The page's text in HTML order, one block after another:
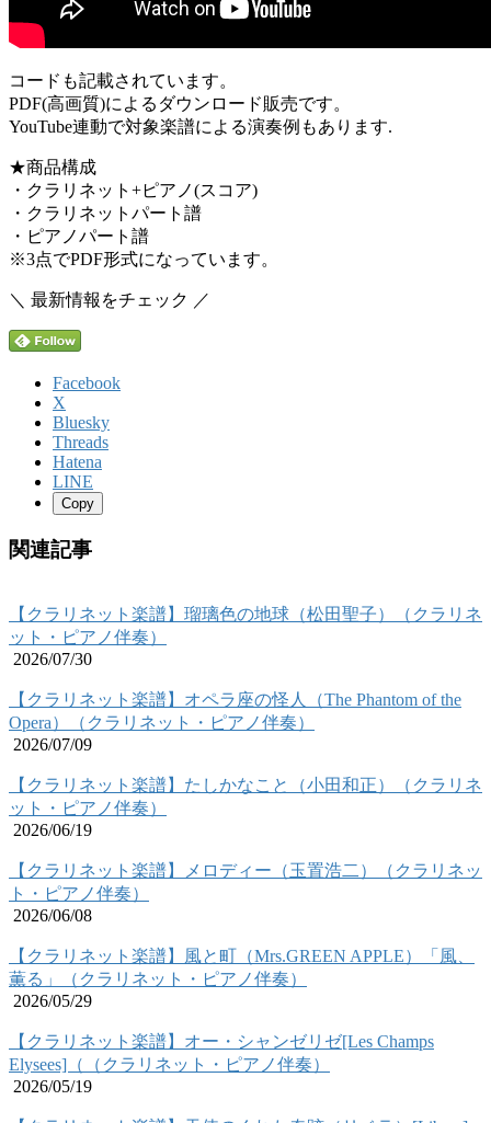
コードも記載されています。
PDF(高画質)によるダウンロード販売です。
YouTube連動で対象楽譜による演奏例もあります.
★商品構成
・クラリネット+ピアノ(スコア)
・クラリネットパート譜
・ピアノパート譜
※3点でPDF形式になっています。
＼ 最新情報をチェック ／
Facebook
X
Bluesky
Threads
Hatena
LINE
Copy
関連記事
【クラリネット楽譜】瑠璃色の地球（松田聖子）（クラリネ
ット・ピアノ伴奏）
2026/07/30
【クラリネット楽譜】オペラ座の怪人（The Phantom of the
Opera）（クラリネット・ピアノ伴奏）
2026/07/09
【クラリネット楽譜】たしかなこと（小田和正）（クラリネ
ット・ピアノ伴奏）
2026/06/19
【クラリネット楽譜】メロディー（玉置浩二）（クラリネッ
ト・ピアノ伴奏）
2026/06/08
【クラリネット楽譜】風と町（Mrs.GREEN APPLE）「風、
薫る」（クラリネット・ピアノ伴奏）
2026/05/29
【クラリネット楽譜】オー・シャンゼリゼ[Les Champs
Elysees]（（クラリネット・ピアノ伴奏）
2026/05/19